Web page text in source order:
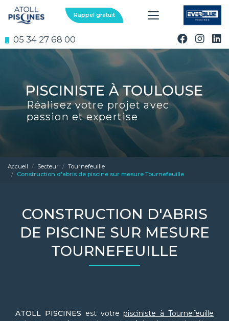
au
contenu
05 34 27 68 00
Rappel gratuit
Réalisez votre projet avec
passion et expertise
Accueil Secteur
Tournefeuille
Construction d'abris de piscine sur mesure Tournefeuille
CONSTRUCTION D'ABRIS
DE PISCINE SUR MESURE
TOURNEFEUILLE
ATOLL PISCINES est votrepisciniste à Tournefeuille